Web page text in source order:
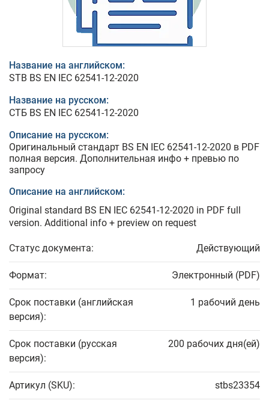
Название на английском:
STB BS EN IEC 62541-12-2020
Название на русском:
СТБ BS EN IEC 62541-12-2020
Описание на русском:
Оригинальный стандарт BS EN IEC 62541-12-2020 в PDF
полная версия. Дополнительная инфо + превью по
запросу
Описание на английском:
Original standard BS EN IEC 62541-12-2020 in PDF full
version. Additional info + preview on request
Статус документа: Действующий
Формат: Электронный (PDF)
Срок поставки (английская
версия):
1 рабочий день
Срок поставки (русская
версия):
200 рабочих дня(ей)
Артикул (SKU): stbs23354